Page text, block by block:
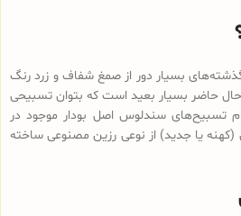
بسیار دور از صمغ شفاف و زرد رنگ
حاضر بسیار بعید است که بتوان تسبیحی
تسبیح‌های سندلوس‌ اصل بودار موجود در
(کهنه یا جدید) از نوعی رزین مصنوعی ساخته